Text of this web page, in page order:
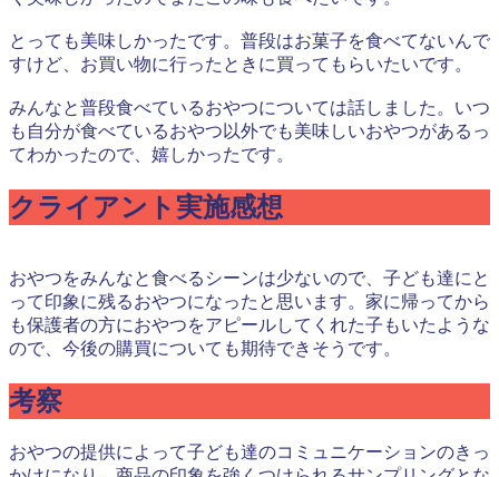
とっても美味しかったです。普段はお菓子を食べてないんで
すけど、お買い物に行ったときに買ってもらいたいです。
みんなと普段食べているおやつについては話しました。いつ
も自分が食べているおやつ以外でも美味しいおやつがあるっ
てわかったので、嬉しかったです。
クライアント実施感想
おやつをみんなと食べるシーンは少ないので、子ども達にと
って印象に残るおやつになったと思います。家に帰ってから
も保護者の方におやつをアピールしてくれた子もいたような
ので、今後の購買についても期待できそうです。
考察
おやつの提供によって子ども達のコミュニケーションのきっ